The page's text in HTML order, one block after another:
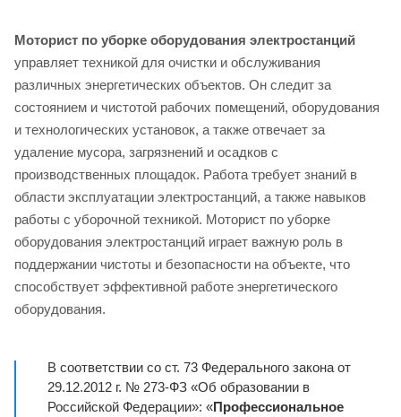
Моторист по уборке оборудования электростанций
управляет техникой для очистки и обслуживания
различных энергетических объектов. Он следит за
состоянием и чистотой рабочих помещений, оборудования
и технологических установок, а также отвечает за
удаление мусора, загрязнений и осадков с
производственных площадок. Работа требует знаний в
области эксплуатации электростанций, а также навыков
работы с уборочной техникой. Моторист по уборке
оборудования электростанций играет важную роль в
поддержании чистоты и безопасности на объекте, что
способствует эффективной работе энергетического
оборудования.
В соответствии со ст. 73 Федерального закона от
29.12.2012 г. № 273-ФЗ «Об образовании в
Российской Федерации»: «Профессиональное